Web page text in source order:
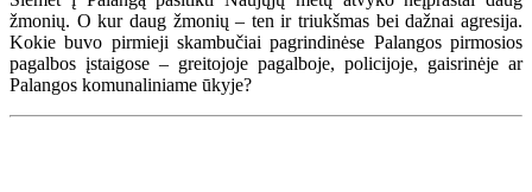
žmonių. O kur daug žmonių – ten ir triukšmas bei dažnai agresija.
Kokie buvo pirmieji skambučiai pagrindinėse Palangos pirmosios
pagalbos įstaigose – greitojoje pagalboje, policijoje, gaisrinėje ar
Palangos komunaliniame ūkyje?